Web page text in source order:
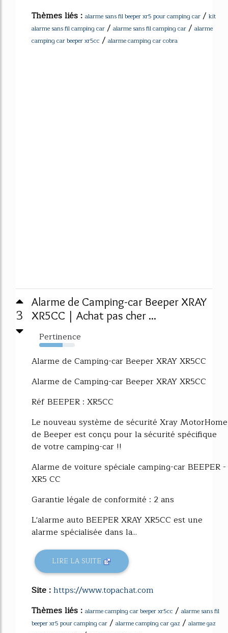
Thèmes liés : alarme sans fil beeper xr5 pour camping car / kit
alarme sans fil camping car / alarme sans fil camping car / alarme
camping car beeper xr5cc / alarme camping car cobra
3
Alarme de Camping-car Beeper XRAY
XR5CC | Achat pas cher ...
Pertinence
66%
Alarme de Camping-car Beeper XRAY XR5CC
Alarme de Camping-car Beeper XRAY XR5CC
Réf BEEPER : XR5CC
Le nouveau système de sécurité Xray MotorHome
de Beeper est conçu pour la sécurité spécifique
de votre camping-car !!
Alarme de voiture spéciale camping-car BEEPER -
XR5 CC
Garantie légale de conformité : 2 ans
L'alarme auto BEEPER XRAY XR5CC est une
alarme spécialisée dans la...
LIRE LA SUITE
Site :https://www.topachat.com
Thèmes liés : alarme camping car beeper xr5cc / alarme sans fil
beeper xr5 pour camping car / alarme camping car gaz / alarme gaz